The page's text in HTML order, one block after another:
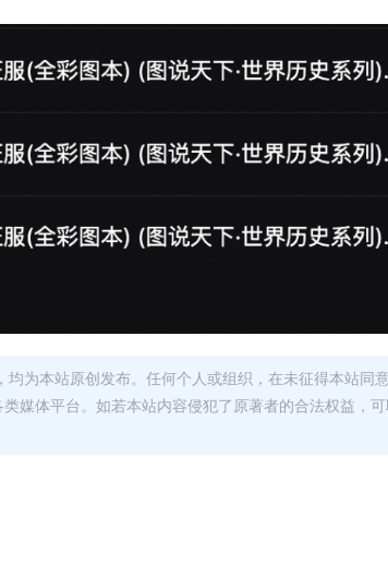
为本站原创发布。任何个人或组织，在未征得本站同
媒体平台。如若本站内容侵犯了原著者的合法权益，